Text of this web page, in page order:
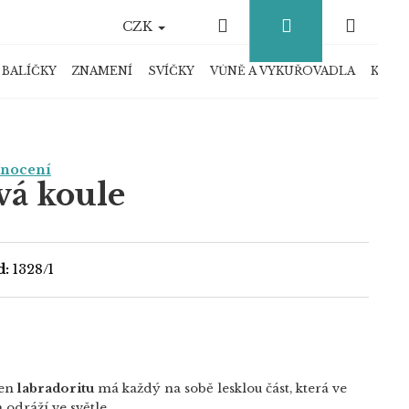
ZNAMENÍ SVÍČKY VŮNĚ A VYKUŘOVADLA
CZK Hledat Přihlášení
košík
koule
1328/1
labradoritumá každý na sobě lesklou část, která ve